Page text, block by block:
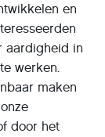
en
aardigheid in
werken.
maken
door het